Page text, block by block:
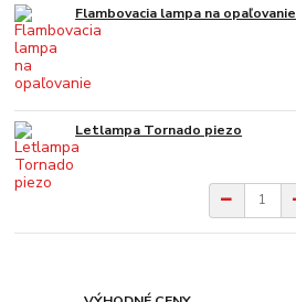
Flambovacia lampa na opaľovanie
Letlampa Tornado piezo